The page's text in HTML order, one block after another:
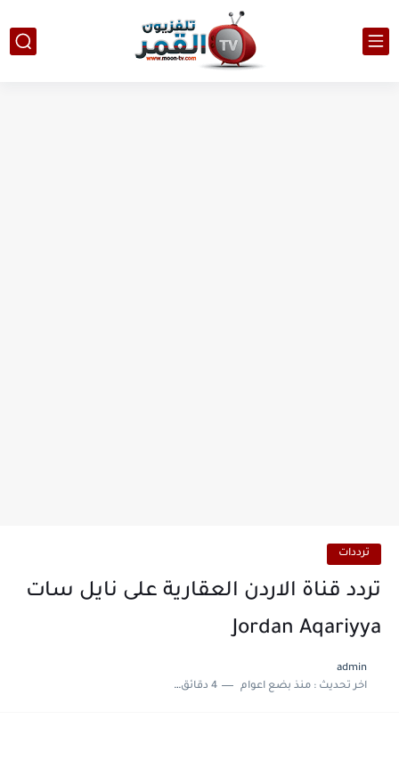
ترددات
تردد قناة الاردن العقارية على نايل سات
Jordan Aqariyya
admin
اخر تحديث :منذ بضع اعوام 4 دقائق للقراءة